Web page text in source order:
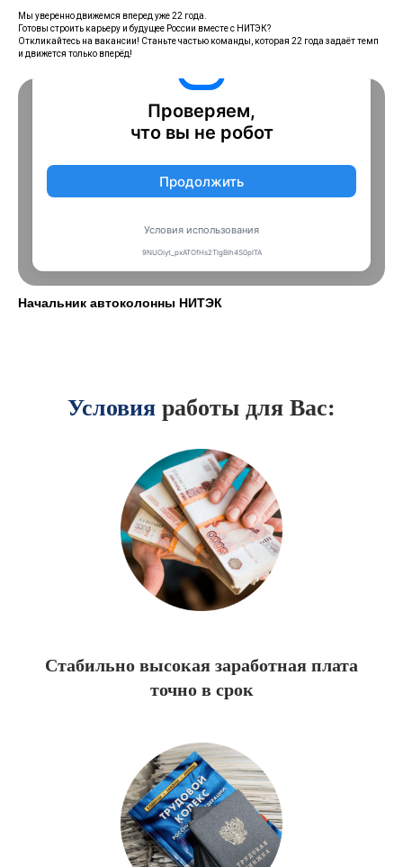
Мы уверенно движемся вперед уже 22 года.
Готовы строить карьеру и будущее России вместе с НИТЭК?
Откликайтесь на вакансии! Станьте частью команды, которая 22 года задаёт темп
и движется только вперёд!
Начальник автоколонны НИТЭК
Условия работы для Вас:
Стабильно высокая заработная плата
точно в срок